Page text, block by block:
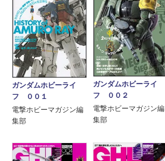
ガンダムホビーライ
フ ００１
電撃ホビーマガジン編
集部
ガンダムホビーライ
フ ００２
電撃ホビーマガジン編
集部